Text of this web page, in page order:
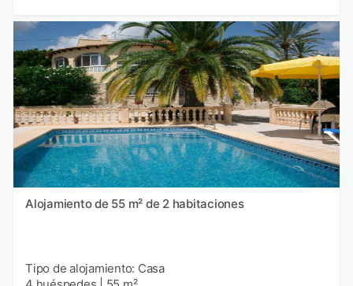
Alojamiento de 55 m² de 2 habitaciones
Tipo de alojamiento: Casa